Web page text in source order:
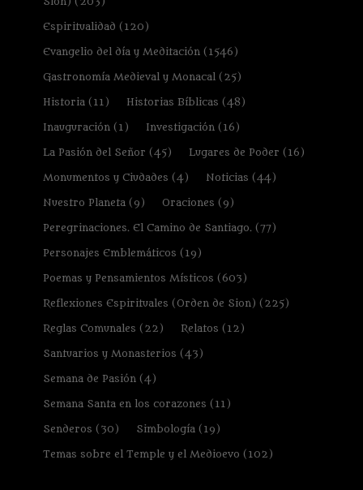
Espiritualidad (120)
Evangelio del día y Meditación(1546)
Gastronomía Medieval y Monacal(25)
Historia(11) Historias Bíblicas (48)
Inauguración(1) Investigación(16)
La Pasión del Señor (45) Lugares de Poder (16)
Monumentos y Ciudades (4) Noticias (44)
Nuestro Planeta(9) Oraciones (9)
Peregrinaciones. El Camino de Santiago.(77)
Personajes Emblemáticos (19)
Poemas y Pensamientos Místicos (603)
Reflexiones Espirituales (Orden de Sion) (225)
Reglas Comunales (22) Relatos (12)
Santuarios y Monasterios (43)
Semana de Pasión(4)
Semana Santa en los corazones (11)
Senderos (30) Simbología(19)
Temas sobre el Temple y el Medioevo (102)